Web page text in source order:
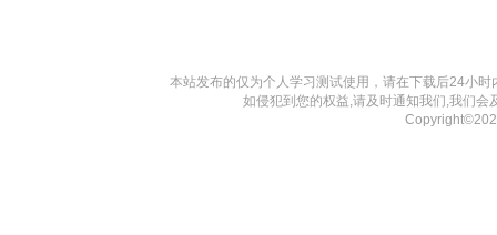
本站发布的仅为个人学习测试使用，请在下载后24小
如侵犯到您的权益,请及时通知我们,我们